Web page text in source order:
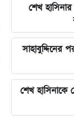
শেখ
সাহাবুদ্দিনের
শেখ হাসিনাকে